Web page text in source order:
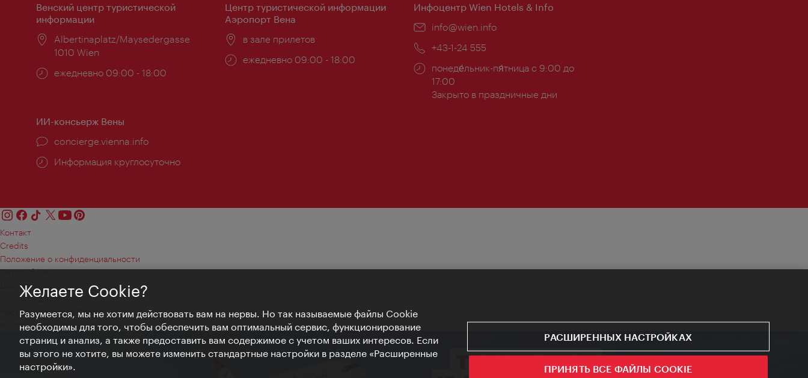
Венский центр туристической
информации
Расположение:
Albertinaplatz/Maysedergasse
1010 Wien
Часы
ежедневно 09:00 - 18:00
Центр туристической информации
Аэропорт Вена
Расположение:
в зале прилетов
Часы
ежедневно 09:00 - 18:00
Инфоцентр Wien Hotels & Info
Эл.
info@wien.info
Телефон:
+43-1-24 555
Часы
работы:
понеде́льник-пя́тница с 9:00 до
17:00
Закрыто в праздничные дни
ИИ-консьерж Вены
concierge.vienna.info
Информация круглосуточно
Контакт
Credits
Положение о конфиденциальности
Terms of Use
Доступность
Контакты для прессы
Настройки файлов Cookie
© Copyright WienTourismus
Желаете Cookie?
Разумеется, мы не хотим действовать вам на нервы. Но так называемые файлы Cookie
необходимы для того, чтобы обеспечить вам оптимальный сервис, функционирование
страниц и анализ, а также предоставить вам содержимое с учетом ваших интересов. Если
вы этого не хотите, вы можете изменить стандартные настройки в разделе «Расширенные
настройки».
РАСШИРЕННЫХ НАСТРОЙКАХ
ПРИНЯТЬ ВСЕ ФАЙЛЫ COOKIE